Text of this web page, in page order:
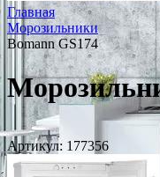
Главная
Морозильники
Bomann GS174
Артикул: 177356